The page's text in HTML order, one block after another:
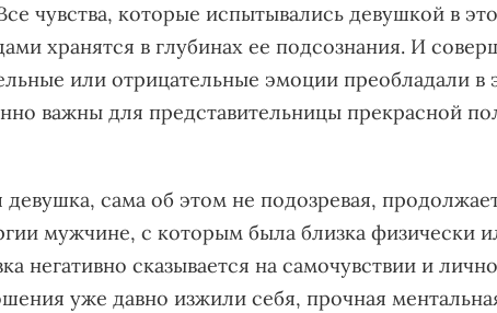
чувства, которые испытывались девушкой в
хранятся в глубинах ее подсознания. И
или отрицательные эмоции преобладали в
важны для представительницы прекрасной
сама об этом не подозревая,
мужчине, с которым была близка физически
негативно сказывается на самочувствии и
уже давно изжили себя, прочная